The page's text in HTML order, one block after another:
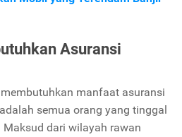
Asuransi
manfaat asuransi
semua orang yang tinggal
dari wilayah rawan